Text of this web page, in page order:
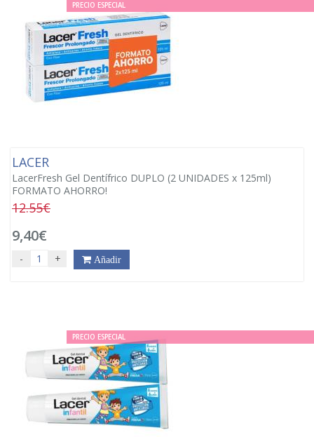
PRECIO ESPECIAL
LACER
LacerFresh Gel Dentífrico DUPLO (2 UNIDADES x 125ml)
FORMATO AHORRO!
12.55€
9,40€
- + Añadir
PRECIO ESPECIAL